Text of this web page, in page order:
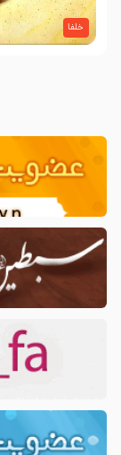
خلفا